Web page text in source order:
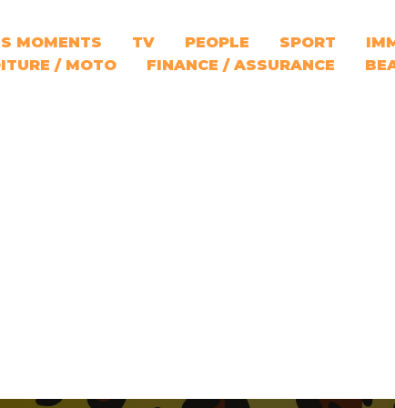
MOMENTS TV PEOPLE SPORT
/ MOTO
FINANCE / ASSURANCE